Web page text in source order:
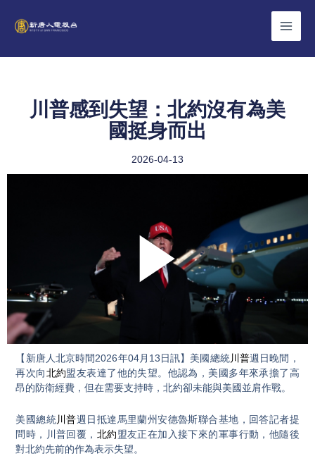
川普感到失望：北約沒有為美
國挺身而出
2026-04-13
Play
【新唐人北京時間2026年04月13日訊】美國總統川普週日晚間，
再次向北約盟友表達了他的失望。他認為，美國多年來承擔了高
昂的防衛經費，但在需要支持時，北約卻未能與美國並肩作戰。
美國總統川普週日抵達馬里蘭州安德魯斯聯合基地，回答記者提
問時，川普回覆， 北約盟友正在加入接下來的軍事行動，他隨後
對北約先前的作為表示失望。